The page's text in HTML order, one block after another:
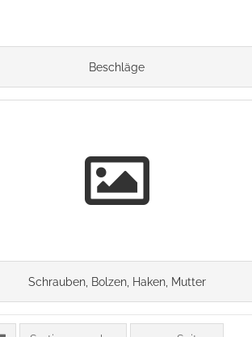
Beschläge
Schrauben, Bolzen, Haken, Mutter